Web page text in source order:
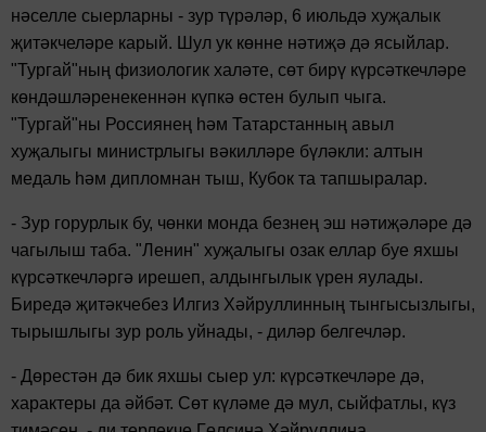
нәселле сыерларны - зур түрәләр, 6 июльдә хуҗалык
җитәкчеләре карый. Шул ук көнне нәтиҗә дә ясыйлар.
"Тургай"ның физиологик халәте, сөт бирү күрсәткечләре
көндәшләренекеннән күпкә өстен булып чыга.
"Тургай"ны Россиянең һәм Татарстанның авыл
хуҗалыгы министрлыгы вәкилләре бүләкли: алтын
медаль һәм дипломнан тыш, Кубок та тапшыралар.
- Зур горурлык бу, чөнки монда безнең эш нәтиҗәләре дә
чагылыш таба. "Ленин" хуҗалыгы озак еллар буе яхшы
күрсәткечләргә ирешеп, алдынгылык үрен яулады.
Биредә җитәкчебез Илгиз Хәйруллинның тынгысызлыгы,
тырышлыгы зур роль уйнады, - диләр белгечләр.
- Дөрестән дә бик яхшы сыер ул: күрсәткечләре дә,
характеры да әйбәт. Сөт күләме дә мул, сыйфатлы, күз